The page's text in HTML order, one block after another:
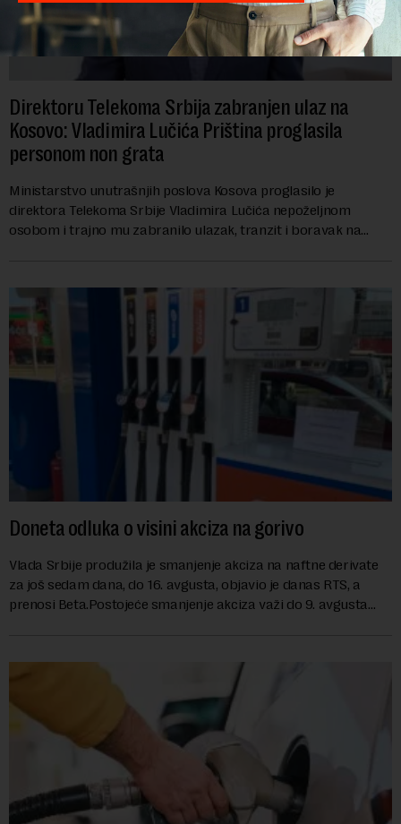
Direktoru Telekoma Srbija zabranjen ulaz na
Kosovo: Vladimira Lučića Priština proglasila
personom non grata
Ministarstvo unutrašnjih poslova Kosova proglasilo je
direktora Telekoma Srbije Vladimira Lučića nepoželjnom
osobom i trajno mu zabranilo ulazak, tranzit i boravak na
Doneta odluka o visini akciza na gorivo
Vlada Srbije produžila je smanjenje akciza na naftne derivate
za još sedam dana, do 16. avgusta, objavio je danas RTS, a
prenosi Beta.Postojeće smanjenje akciza važi do 9. avgusta